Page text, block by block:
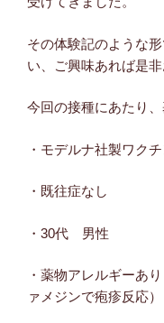
その体験記のような
い、ご興味あれば是
今回の接種にあたり
・モデルナ社製ワク
・既往症なし
・30代 男性
・薬物アレルギーあ
ァメジンで疱疹反応）